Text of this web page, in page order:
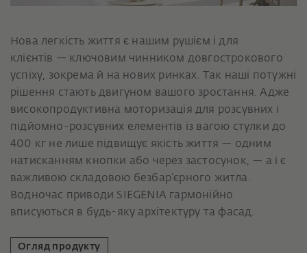
Нова легкість життя є нашим рушієм і для
клієнтів — ключовим чинником довгострокового
успіху, зокрема й на нових ринках. Так наші потужні
рішення стають двигуном вашого зростання. Адже
високопродуктивна моторизація для розсувних і
підйомно-розсувних елементів із вагою стулки до
400 кг не лише підвищує якість життя — одним
натисканням кнопки або через застосунок, — а і є
важливою складовою безбар’єрного житла.
Водночас приводи SIEGENIA гармонійно
вписуються в будь-яку архітектуру та фасад.
Огляд продукту